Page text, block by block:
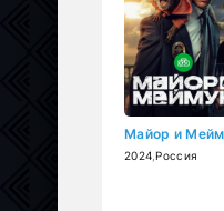
2024 ,Россия